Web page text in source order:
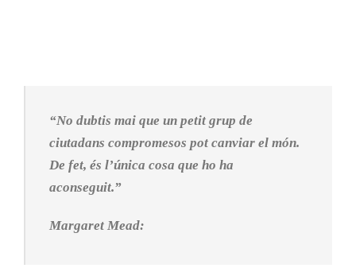
“No dubtis mai que un petit grup de
ciutadans compromesos pot canviar el món.
De fet, és l’única cosa que ho ha
aconseguit.”
Margaret Mead: